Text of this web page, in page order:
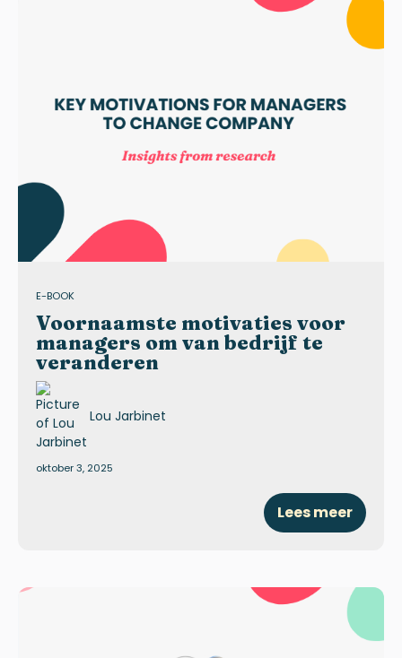
E-BOOK
Voornaamste motivaties voor
managers om van bedrijf te
veranderen
Lou Jarbinet
oktober 3, 2025
Lees meer